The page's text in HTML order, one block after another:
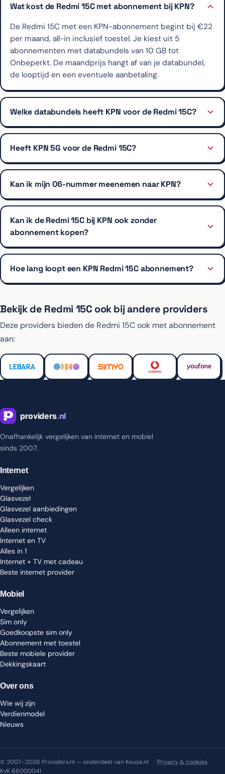
Wat kost de Redmi 15C met abonnement bij KPN?
De Redmi 15C met een KPN-abonnement begint bij €22
per maand, all-in inclusief toestel. Je kiest uit 5
abonnementen met databundels van 10 GB tot
Onbeperkt. De maandprijs hangt af van je databundel,
de looptijd en een eventuele aanbetaling.
Welke databundels heeft KPN voor de Redmi 15C?
Heeft KPN 5G voor de Redmi 15C?
Kan ik mijn 06-nummer meenemen naar KPN?
Kan ik de Redmi 15C bij KPN ook zonder
abonnement kopen?
Hoe lang loopt een KPN Redmi 15C abonnement?
Bekijk de Redmi 15C ook bij andere providers
Deze providers bieden de Redmi 15C ook met abonnement
aan:
Onafhankelijk vergelijken van internet en mobiel
sinds 2007.
Internet
Vergelijken
Glasvezel
Glasvezel aanbiedingen
Glasvezel check
Alleen internet
Internet en TV
Alles in 1
Internet + TV met cadeau
Beste internet provider
Mobiel
Vergelijken
Sim only
Goedkoopste sim only
Abonnement met toestel
Beste mobiele provider
Dekkingskaart
Over ons
Wie wij zijn
Verdienmodel
Nieuws
© 2007–2026 Providers.nl — onderdeel van Keuze.nl · Privacy & cookies
KvK 66000041